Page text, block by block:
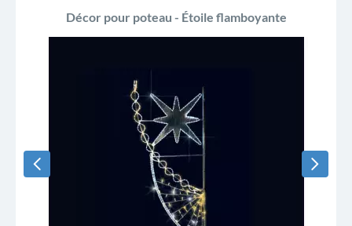
Décor pour poteau - Étoile flamboyante